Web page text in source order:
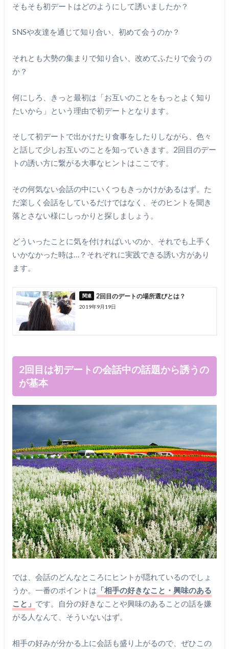
そもそも初デートはどのようにして誘いましたか？
SNSや友達を通じて知り合い、初めて会うのか？
それとも大勢の集まりで知り合い、改めてふたりで会うの
か？
何にしろ、きっと最初は「お互いのことをもっとよく知り
たいから」という理由で初デートとなります。
そして初デートで出かけたり食事をしたりしながら、色々
と話して少しお互いのことを知っていきます。2回目のデー
トの誘い方に繋がる大事なヒントはここです。
その何気ない会話の中にいくつもきっかけがあるはず。た
だ楽しく会話をしているだけではなく、そのヒントを聞き
落とさない様にしっかりと探しましょう。
どういったことに気を付ければいいのか、それでも上手く
いかなかった時は…？それぞれに実践できる誘い方があり
ます。
2回目のデートの場所選びとは？
2019年9月19日
2回目は初デートの会話中の話題から誘うの
が基本
では、会話のどんなところにヒントが隠れているのでしょ
うか。一番のポイントは 「相手の好きなこと・興味のある
こと」 です。自分の好きなことや興味のあることの話を嫌
がる人なんて、そういないはず。
相手の好みが分かる上に会話も盛り上がるので、ぜひこの